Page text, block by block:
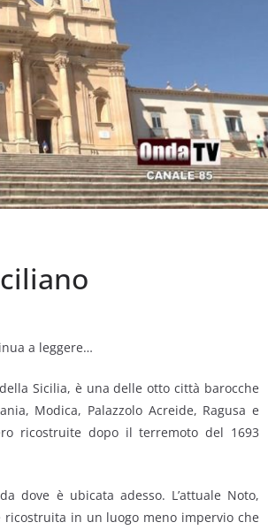
a leggere…
Sicilia, è una delle otto città barocche
Modica, Palazzolo Acreide, Ragusa e
ricostruite dopo il terremoto del 1693
dove è ubicata adesso. L’attuale Noto,
ricostruita in un luogo meno impervio che